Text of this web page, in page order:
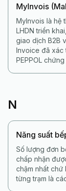
MyInvois
MyInvois là hệ
LHDN triển
giao dịch B2B
Invoice đã xác
PEPPOL chứng
N
Năng suất
Số lượng đơn
chấp nhận
chậm nhất
từng trạm là